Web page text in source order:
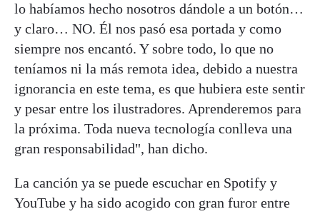
lo habíamos hecho nosotros dándole a un botón…
y claro… NO. Él nos pasó esa portada y como
siempre nos encantó. Y sobre todo, lo que no
teníamos ni la más remota idea, debido a nuestra
ignorancia en este tema, es que hubiera este sentir
y pesar entre los ilustradores. Aprenderemos para
la próxima. Toda nueva tecnología conlleva una
gran responsabilidad", han dicho.
La canción ya se puede escuchar en Spotify y
YouTube y ha sido acogido con gran furor entre